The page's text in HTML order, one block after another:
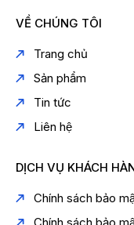
VỀ CHÚNG TÔI
Trang chủ
Sản phẩm
Tin tức
Liên hệ
DỊCH VỤ KHÁCH
Chính sách bảo